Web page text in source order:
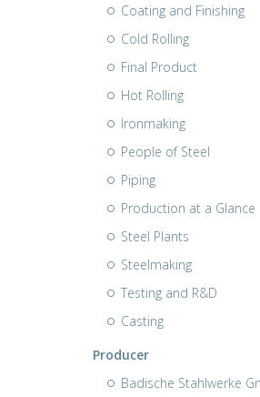
Coating and Finishing
Cold Rolling
Final Product
Hot Rolling
Ironmaking
People of Steel
Piping
Production at a Glance
Steel Plants
Steelmaking
Testing and R&D
Casting
Producer
Badische Stahlwerke